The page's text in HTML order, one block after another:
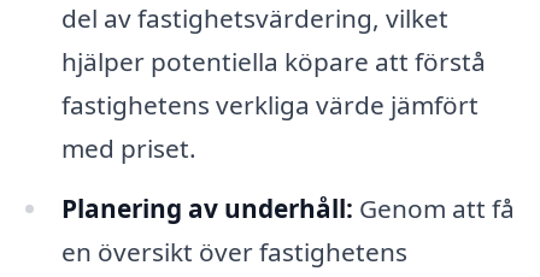
del av fastighetsvärdering, vilket
hjälper potentiella köpare att förstå
fastighetens verkliga värde jämfört
med priset.
Planering av underhåll: Genom att få
en översikt över fastighetens